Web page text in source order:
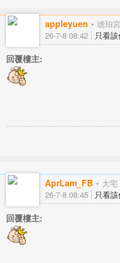
appleyuen 琥珀宮
26-7-8 08:42 只看
回覆樓主:
AprLam_FB 大宅
26-7-8 08:45 只看
回覆樓主: